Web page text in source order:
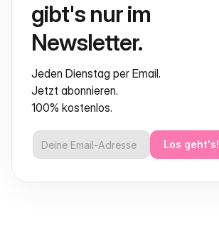
gibt's nur im
Newsletter.
Jeden Dienstag per Email.
Jetzt abonnieren.
100% kostenlos.
Los geht's!